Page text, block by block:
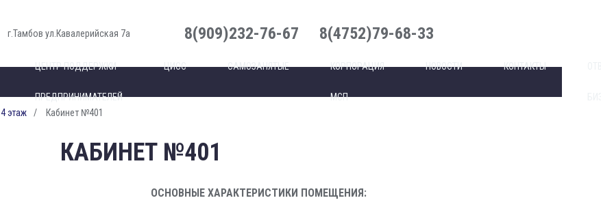
г.Тамбов ул.Кавалерийская 7а 8(909)232-76-67 8(4752)79-68-33
ЦЕНТР ПОДДЕРЖКИ
ПРЕДПРИНИМАТЕЛЕЙ
ЦИСС САМОЗАНЯТЫЕ КОРПОРАЦИЯ
МСП
НОВОСТИ КОНТАКТЫ
4 этаж Кабинет №401
КАБИНЕТ №401
ОСНОВНЫЕ ХАРАКТЕРИСТИКИ ПОМЕЩЕНИЯ: